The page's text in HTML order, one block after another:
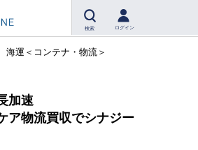
検索 ログイン
海運＜コンテナ・物流＞
加速
ア物流買収でシナジー